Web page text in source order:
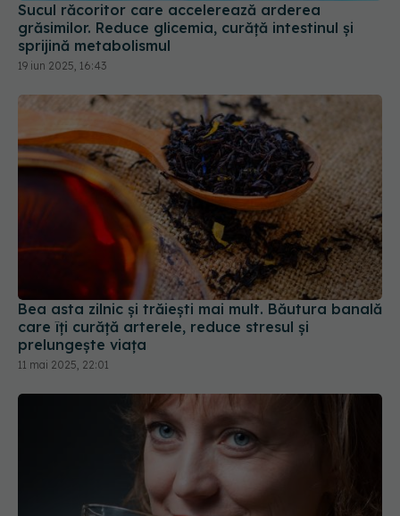
Sucul răcoritor care accelerează arderea
grăsimilor. Reduce glicemia, curăță intestinul și
sprijină metabolismul
19 iun 2025, 16:43
Bea asta zilnic și trăiești mai mult. Băutura banală
care îți curăță arterele, reduce stresul și
prelungește viața
11 mai 2025, 22:01